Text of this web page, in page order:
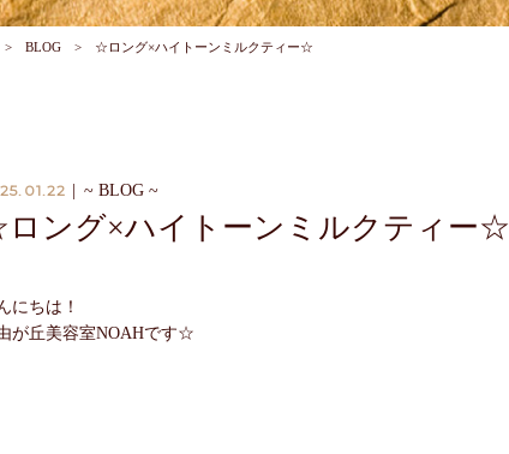
BLOG ☆ロング×ハイトーンミルクティー☆
~ BLOG ~
ング×ハイトーンミルクティー☆
にちは！
が丘美容室NOAHです☆